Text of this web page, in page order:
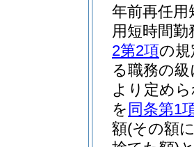
年前再任用
用短時間
2第2項の規
る職務の
より定め
を 同条第1
額(その額